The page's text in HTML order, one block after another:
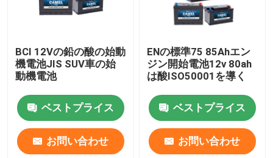
BCI 12Vの鉛の酸の始動
機電池JIS SUV車の始
動機電池
ベストプライス
お問い合わせ
ENの標準75 85Ahエン
ジン開始電池12v 80ah
は酸ISO50001を導く
ベストプライス
お問い合わせ